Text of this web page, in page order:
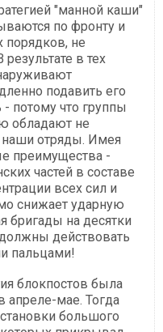
"манной каши"
по фронту и
порядков, не
в тех
подавить его
потому что группы
обладают не
отряды. Имея
преимущества -
частей в составе
всех сил и
снижает ударную
бригады на десятки
действовать
пальцами!
блокпостов была
апреле-мае. Тогда
большого